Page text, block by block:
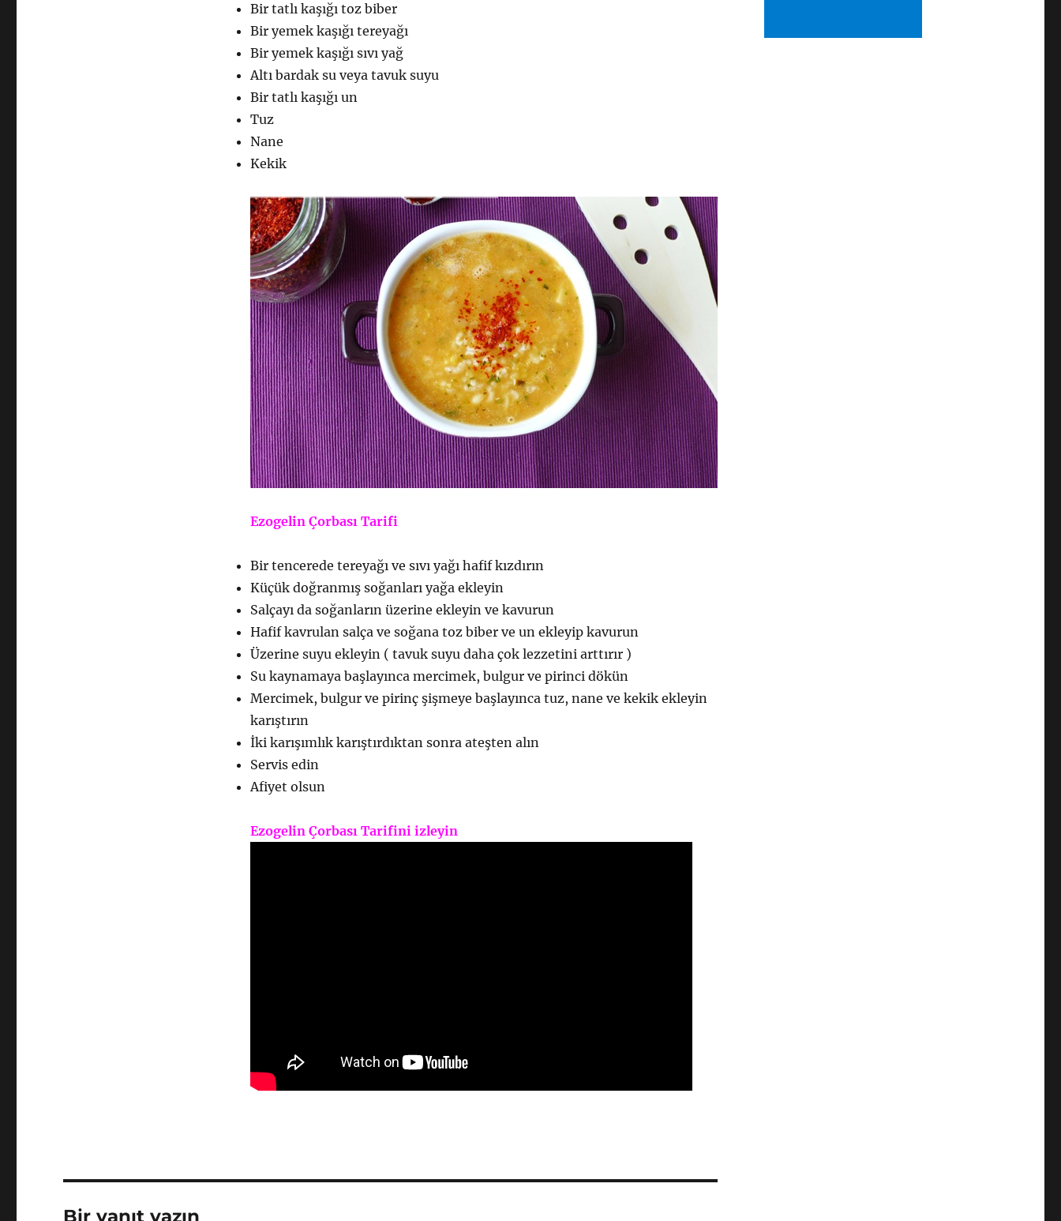
Bir tatlı kaşığı toz biber
Bir yemek kaşığı tereyağı
Bir yemek kaşığı sıvı yağ
Altı bardak su veya tavuk suyu
Bir tatlı kaşığı un
Tuz
Nane
Kekik
Ezogelin Çorbası Tarifi
Bir tencerede tereyağı ve sıvı yağı hafif kızdırın
Küçük doğranmış soğanları yağa ekleyin
Salçayı da soğanların üzerine ekleyin ve kavurun
Hafif kavrulan salça ve soğana toz biber ve un ekleyip kavurun
Üzerine suyu ekleyin ( tavuk suyu daha çok lezzetini arttırır )
Su kaynamaya başlayınca mercimek, bulgur ve pirinci dökün
Mercimek, bulgur ve pirinç şişmeye başlayınca tuz, nane ve kekik ekleyin
karıştırın
İki karışımlık karıştırdıktan sonra ateşten alın
Servis edin
Afiyet olsun
Ezogelin Çorbası Tarifini izleyin
Bir yanıt yazın